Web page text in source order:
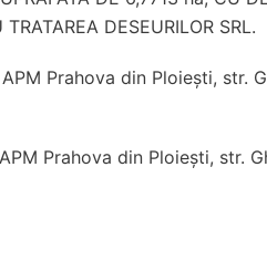
DESEURILOR SRL.
Prahova din Ploiești, str.
Prahova din Ploiești, str.